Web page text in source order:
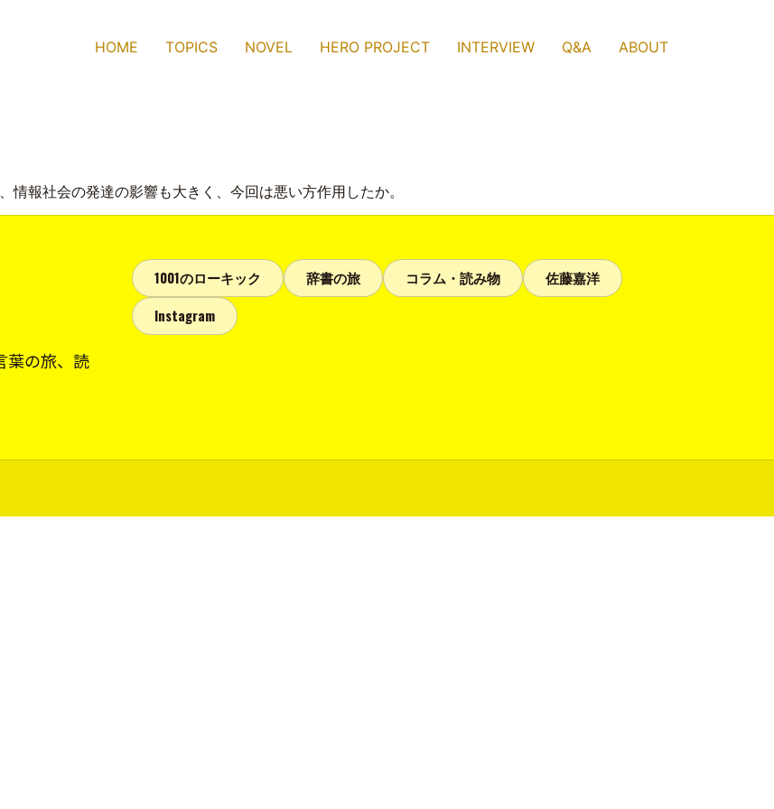
HOME TOPICS NOVEL HERO PROJECT INTERVIEW Q&A ABOUT
報社会の発達の影響も大きく、今回は悪い方作用したか。
葉の旅、読
1001のローキック 辞書の旅 コラム・読み物
佐藤嘉洋
Instagram